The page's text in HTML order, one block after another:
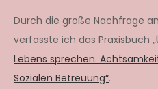
Durch die große Nachfrage
verfasste ich das Praxisbuch „
Lebens sprechen.
Sozialen Betreuung“.